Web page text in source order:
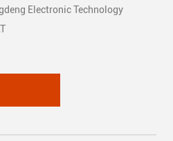
Electronic Technology